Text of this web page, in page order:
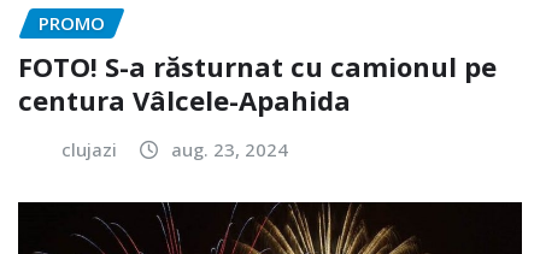
PROMO
FOTO! S-a răsturnat cu camionul pe
centura Vâlcele-Apahida
clujazi aug. 23, 2024